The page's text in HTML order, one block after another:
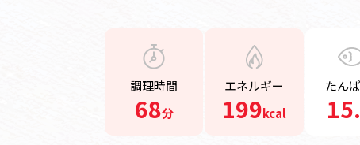
調理時間
68分
エネルギー
199kcal
たん